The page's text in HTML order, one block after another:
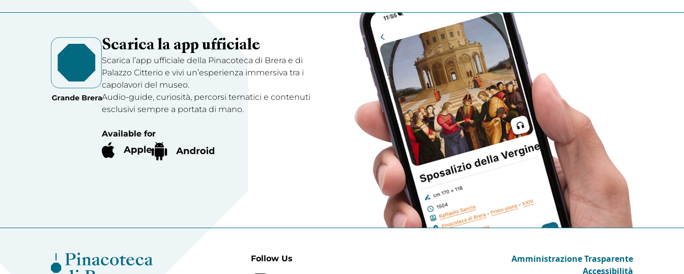
Scarica la app ufficiale
Scarica l’app ufficiale della Pinacoteca di Brera e di
Palazzo Citterio e vivi un’esperienza immersiva tra i
capolavori del museo.
Audio-guide, curiosità, percorsi tematici e contenuti
esclusivi sempre a portata di mano.
Available for
Follow Us
Amministrazione Trasparente
Accessibilità